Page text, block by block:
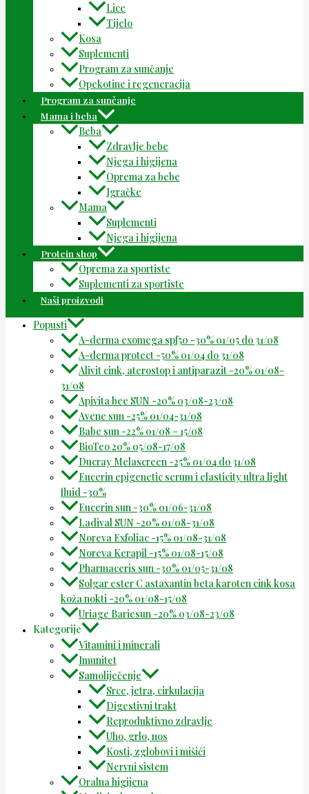
Lice
Tijelo
Kosa
Suplementi
Program za sunčanje
Opekotine i regeneracija
Program za sunčanje
Mama i beba
Beba
Zdravlje bebe
Njega i higijena
Oprema za bebe
Igračke
Mama
Suplementi
Njega i higijena
Protein shop
Oprema za sportiste
Suplementi za sportiste
Naši proizvodi
Popusti
A-derma exomega spf50 -30% 01/05 do 31/08
A-derma protect -50% 01/04 do 31/08
Alivit cink, aterostop i antiparazit -20% 01/08-
31/08
Apivita bee SUN -20% 03/08-23/08
Avene sun -25% 01/04-31/08
Babe sun -22% 01/08 – 15/08
BioTeo 20% 05/08-17/08
Ducray Melascreen -25% 01/04 do 31/08
Eucerin epigenetic serum i elasticity ultra light
fluid -30%
Eucerin sun -30% 01/06-31/08
Ladival SUN -20% 01/08-31/08
Noreva Exfoliac -15% 01/08-31/08
Noreva Kerapil -15% 01/08-15/08
Pharmaceris sun -30% 01/05-31/08
Solgar ester C astaxantin beta karoten cink kosa
koža nokti -20% 01/08-15/08
Uriage Bariesun -20% 03/08-23/08
Kategorije
Vitamini i minerali
Imunitet
Samoliječenje
Srce, jetra, cirkulacija
Digestivni trakt
Reproduktivno zdravlje
Uho, grlo, nos
Kosti, zglobovi i mišići
Nervni sistem
Oralna higijena